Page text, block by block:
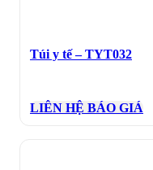
Túi y tế – TYT032
LIÊN HỆ BÁO GIÁ